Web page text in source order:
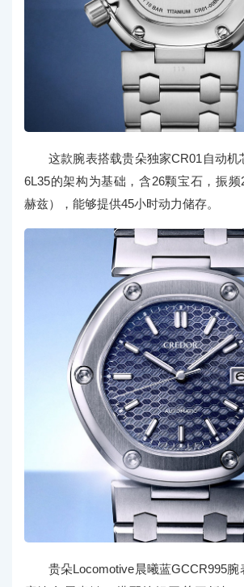
这款腕表搭载贵朵独家CR01自动机
6L35的架构为基础，含26颗宝石，振
赫兹），能够提供45小时动力储存。
贵朵Locomotive晨曦蓝GCCR995